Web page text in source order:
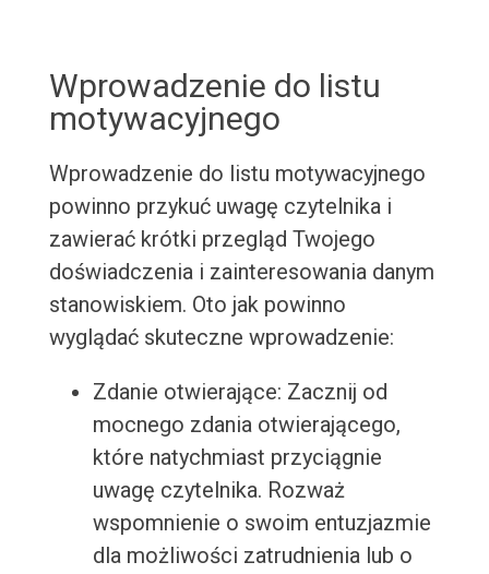
Wprowadzenie do listu
motywacyjnego
Wprowadzenie do listu motywacyjnego
powinno przykuć uwagę czytelnika i
zawierać krótki przegląd Twojego
doświadczenia i zainteresowania danym
stanowiskiem. Oto jak powinno
wyglądać skuteczne wprowadzenie:
Zdanie otwierające: Zacznij od
mocnego zdania otwierającego,
które natychmiast przyciągnie
uwagę czytelnika. Rozważ
wspomnienie o swoim entuzjazmie
dla możliwości zatrudnienia lub o